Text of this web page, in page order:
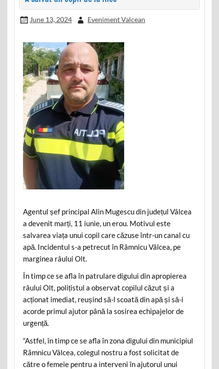
June 13, 2024 Eveniment Valcean
Agentul șef principal Alin Mugescu din județul Vâlcea
a devenit marți, 11 iunie, un erou. Motivul este
salvarea viața unui copil care căzuse într-un canal cu
apă. Incidentul s-a petrecut în Râmnicu Vâlcea, pe
marginea râului Olt.
În timp ce se afla în patrulare digului din apropierea
râului Olt, polițistul a observat copilul căzut și a
acționat imediat, reușind să-l scoată din apă și să-i
acorde primul ajutor până la sosirea echipajelor de
urgență.
“Astfel, în timp ce se afla în zona digului din municipiul
Râmnicu Vâlcea, colegul nostru a fost solicitat de
către o femeie pentru a interveni în ajutorul unui